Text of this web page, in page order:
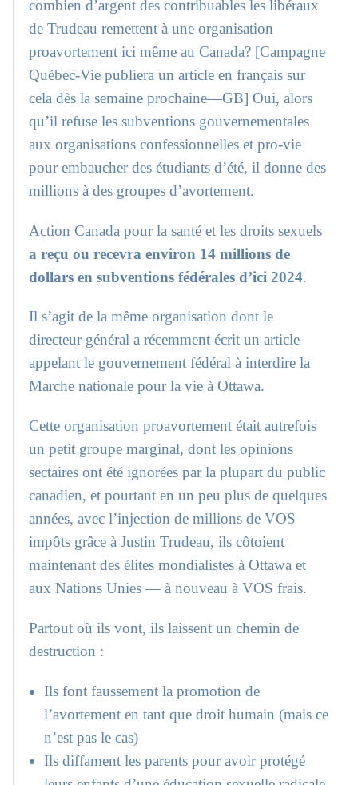
combien d’argent des contribuables les libéraux
de Trudeau remettent à une organisation
proavortement ici même au Canada? [Campagne
Québec-Vie publiera un article en français sur
cela dès la semaine prochaine—GB] Oui, alors
qu’il refuse les subventions gouvernementales
aux organisations confessionnelles et pro-vie
pour embaucher des étudiants d’été, il donne des
millions à des groupes d’avortement.
Action Canada pour la santé et les droits sexuels
a reçu ou recevra environ 14 millions de
dollars en subventions fédérales d’ici 2024.
Il s’agit de la même organisation dont le
directeur général a récemment écrit un article
appelant le gouvernement fédéral à interdire la
Marche nationale pour la vie à Ottawa.
Cette organisation proavortement était autrefois
un petit groupe marginal, dont les opinions
sectaires ont été ignorées par la plupart du public
canadien, et pourtant en un peu plus de quelques
années, avec l’injection de millions de VOS
impôts grâce à Justin Trudeau, ils côtoient
maintenant des élites mondialistes à Ottawa et
aux Nations Unies — à nouveau à VOS frais.
Partout où ils vont, ils laissent un chemin de
destruction :
Ils font faussement la promotion de
l’avortement en tant que droit humain (mais ce
n’est pas le cas)
Ils diffament les parents pour avoir protégé